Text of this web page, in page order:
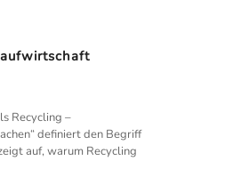
Recycling –
definiert den Begriff
auf, warum Recycling